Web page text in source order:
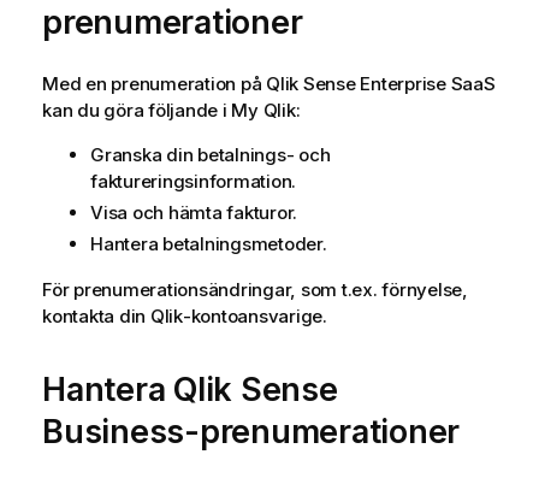
prenumerationer
Med en prenumeration på Qlik Sense Enterprise SaaS
kan du göra följande i My Qlik:
Granska din betalnings- och
faktureringsinformation.
Visa och hämta fakturor.
Hantera betalningsmetoder.
För prenumerationsändringar, som t.ex. förnyelse,
kontakta din Qlik-kontoansvarige.
Hantera Qlik Sense
Business-prenumerationer